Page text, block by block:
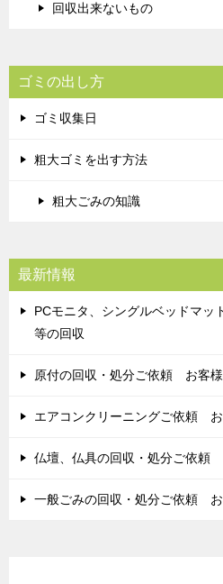
回収出来ないもの
ゴミの出し方
ゴミ収集日
粗大ゴミを出す方法
粗大ごみの知識
最新情報
PCモニタ、シングルベッドマッ
等の回収
原付の回収・処分ご依頼 お客
エアコンクリーニングご依頼
仏壇、仏具の回収・処分ご依頼
一般ごみの回収・処分ご依頼